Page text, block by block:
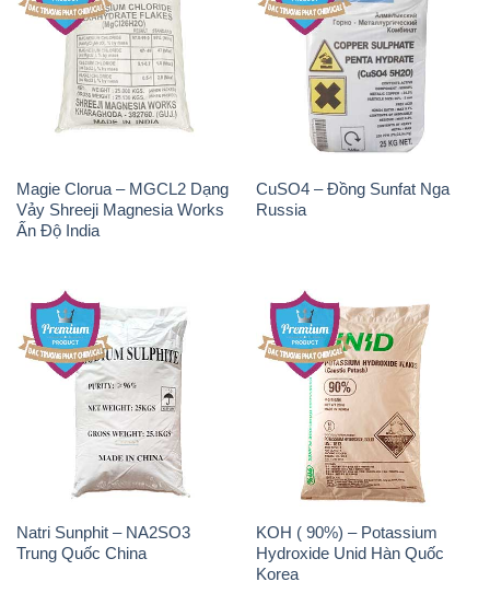
Magie Clorua – MGCL2 Dạng
Vảy Shreeji Magnesia Works
Ấn Độ India
CuSO4 – Đồng Sunfat Nga
Russia
Natri Sunphit – NA2SO3
Trung Quốc China
KOH ( 90%) – Potassium
Hydroxide Unid Hàn Quốc
Korea